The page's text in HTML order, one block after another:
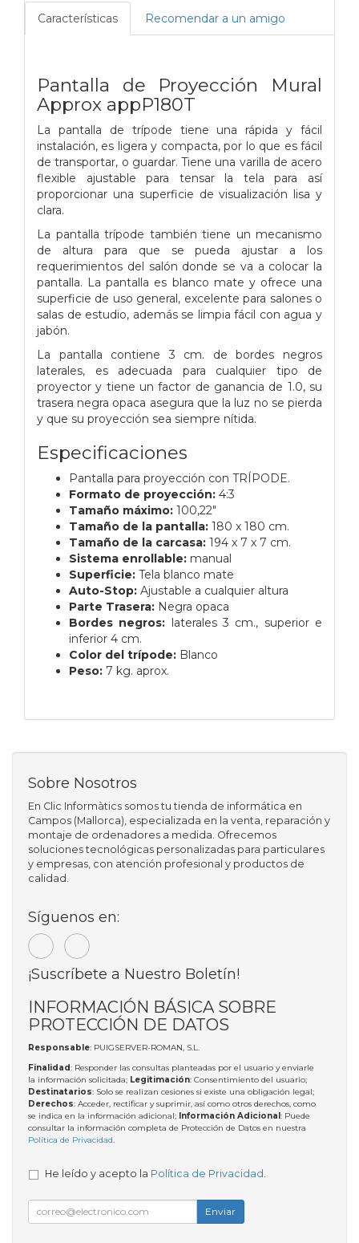
Características Recomendar a un amigo
Pantalla de Proyección Mural
Approx appP180T
La pantalla de trípode tiene una rápida y fácil
instalación, es ligera y compacta, por lo que es fácil
de transportar, o guardar. Tiene una varilla de acero
flexible ajustable para tensar la tela para así
proporcionar una superficie de visualización lisa y
clara.
La pantalla trípode también tiene un mecanismo
de altura para que se pueda ajustar a los
requerimientos del salón donde se va a colocar la
pantalla. La pantalla es blanco mate y ofrece una
superficie de uso general, excelente para salones o
salas de estudio, además se limpia fácil con agua y
jabón.
La pantalla contiene 3 cm. de bordes negros
laterales, es adecuada para cualquier tipo de
proyector y tiene un factor de ganancia de 1.0, su
trasera negra opaca asegura que la luz no se pierda
y que su proyección sea siempre nítida.
Especificaciones
Pantalla para proyección con TRÍPODE.
Formato de proyección: 4:3
Tamaño máximo: 100,22"
Tamaño de la pantalla: 180 x 180 cm.
Tamaño de la carcasa: 194 x 7 x 7 cm.
Sistema enrollable: manual
Superficie: Tela blanco mate
Auto-Stop: Ajustable a cualquier altura
Parte Trasera: Negra opaca
Bordes negros: laterales 3 cm., superior e
inferior 4 cm.
Color del trípode: Blanco
Peso: 7 kg. aprox.
Sobre Nosotros
En Clic Informàtics somos tu tienda de informática en
Campos (Mallorca), especializada en la venta, reparación y
montaje de ordenadores a medida. Ofrecemos
soluciones tecnológicas personalizadas para particulares
y empresas, con atención profesional y productos de
calidad.
Síguenos en:
¡Suscríbete a Nuestro Boletín!
INFORMACIÓN BÁSICA SOBRE
PROTECCIÓN DE DATOS
Responsable: PUIGSERVER-ROMAN, S.L.
Finalidad: Responder las consultas planteadas por el usuario y enviarle
la información solicitada; Legitimación: Consentimiento del usuario;
Destinatarios: Solo se realizan cesiones si existe una obligación legal;
Derechos: Acceder, rectificar y suprimir, así como otros derechos, como
se indica en la información adicional; Información Adicional: Puede
consultar la información completa de Protección de Datos en nuestra
Política de Privacidad.
He leído y acepto la Política de Privacidad
Enviar